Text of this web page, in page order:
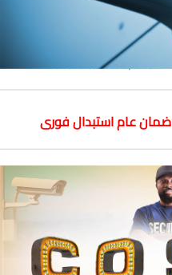
و صيانة كاميرات مراقبة
مراقبةديماكس الكورية
camera , fixed camera
Surveillance camera ,
ضمان عام استبدال فورى